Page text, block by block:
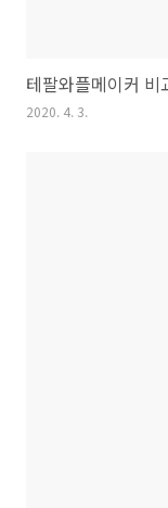
테팔와플메이커 비
2020. 4. 3.